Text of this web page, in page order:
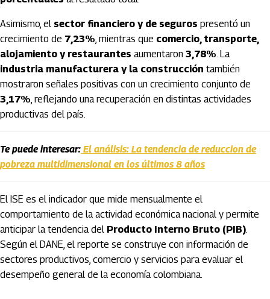
Asimismo, el sector financiero y de seguros presentó un
crecimiento de 7,23%, mientras que comercio, transporte,
alojamiento y restaurantes aumentaron 3,78%. La
industria manufacturera y la construcción también
mostraron señales positivas con un crecimiento conjunto de
3,17%, reflejando una recuperación en distintas actividades
productivas del país.
Te puede interesar: El análisis: La tendencia de reduccion de
pobreza multidimensional en los últimos 8 años
El ISE es el indicador que mide mensualmente el
comportamiento de la actividad económica nacional y permite
anticipar la tendencia del Producto Interno Bruto (PIB).
Según el DANE, el reporte se construye con información de
sectores productivos, comercio y servicios para evaluar el
desempeño general de la economía colombiana.